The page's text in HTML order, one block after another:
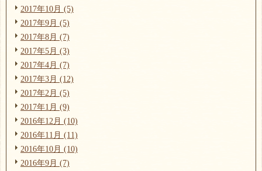
2017年10月 (5)
2017年9月 (5)
2017年8月 (7)
2017年5月 (3)
2017年4月 (7)
2017年3月 (12)
2017年2月 (5)
2017年1月 (9)
2016年12月 (10)
2016年11月 (11)
2016年10月 (10)
2016年9月 (7)